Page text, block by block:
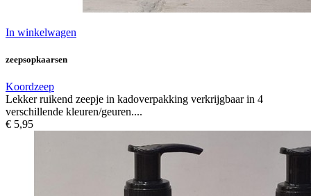
In winkelwagen
zeepsopkaarsen
Koordzeep
Lekker ruikend zeepje in kadoverpakking verkrijgbaar in 4
verschillende kleuren/geuren....
€ 5,95